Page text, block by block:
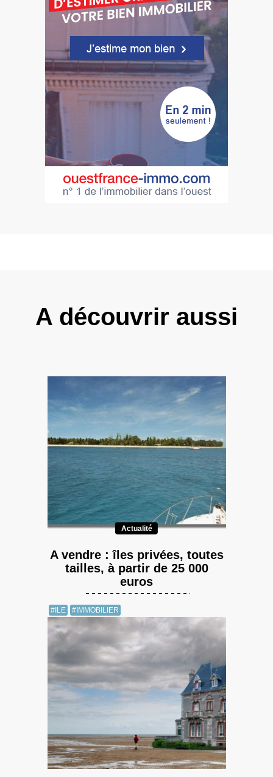
A découvrir aussi
Actualité
A vendre : îles privées, toutes
tailles, à partir de 25 000
euros
#ILE #IMMOBILIER